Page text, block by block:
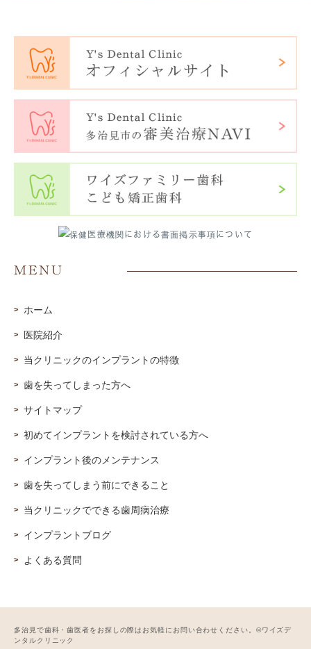
MENU
ホーム
医院紹介
当クリニックのインプラントの特徴
歯を失ってしまった方へ
サイトマップ
初めてインプラントを検討されている方へ
インプラント後のメンテナンス
歯を失ってしまう前にできること
当クリニックでできる歯周病治療
インプラントブログ
よくある質問
多治見で歯科・歯医者をお探しの際はお気軽にお問い合わせください。©ワイズデ
ンタルクリニック